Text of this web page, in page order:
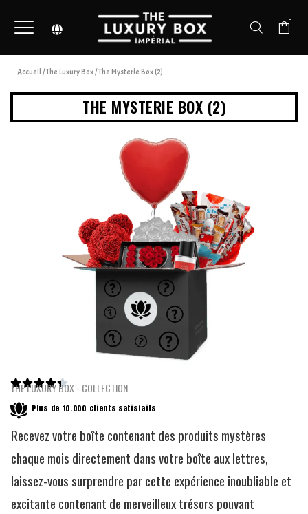
-
Accueil /The Luxury Box/ The Mysterie Box (2)
THE MYSTERIE BOX (2)

THE LUXURY BOX - COLLECTION
Plus de 10.000 clients satisfaits
Recevez votre boîte contenant des produits mystères
chaque mois directement dans votre boîte aux lettres,
laissez-vous surprendre par cette expérience inoubliable et
excitante contenant de merveilleux trésors pouvant